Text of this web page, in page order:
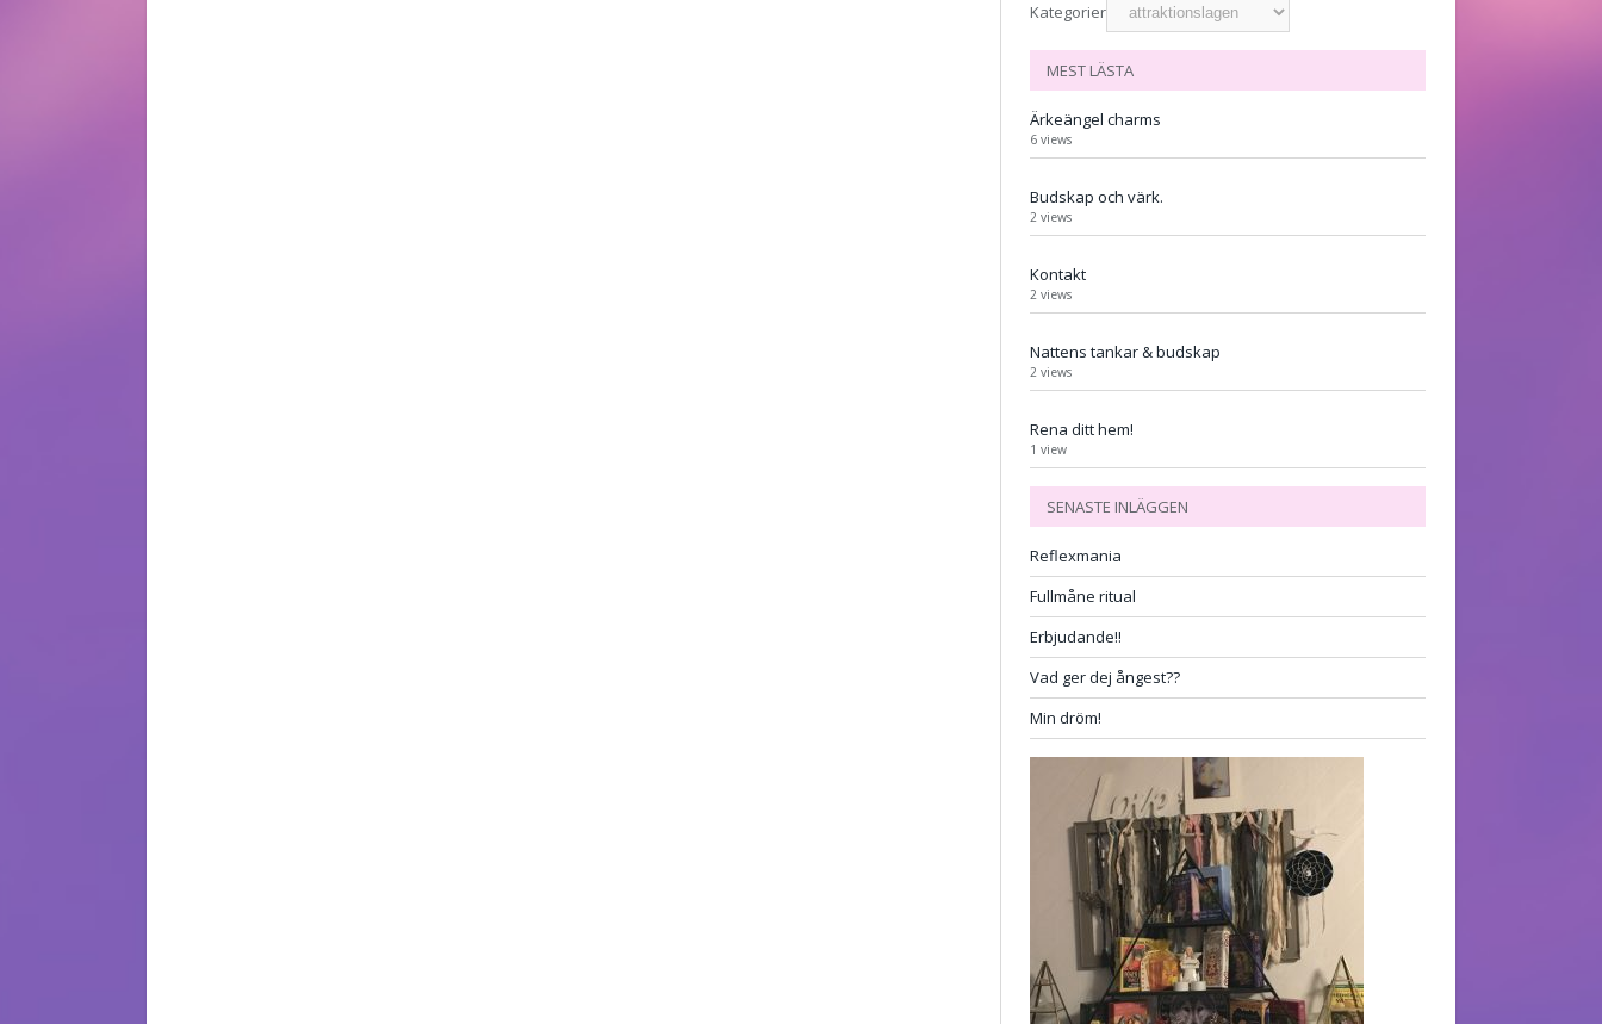
Kategorier
MEST LÄSTA
Ärkeängel charms
6 views
Budskap och värk.
2 views
Kontakt
2 views
Nattens tankar & budskap
2 views
Rena ditt hem!
1 view
SENASTE INLÄGGEN
Reflexmania
Fullmåne ritual
Erbjudande!!
Vad ger dej ångest??
Min dröm!